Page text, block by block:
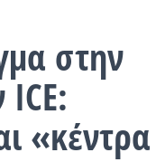
στην
«κέντρα